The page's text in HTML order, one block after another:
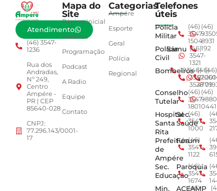
Atendimento
(46) 3547-
1236
Rua dos
Andradas,
Nº 249,
Centro
Ampére -
PR | CEP
85640-028
CNPJ:
77.296.143/0001-
17
Mapa do
Site
Página Inicial
Notícias
Programação
Podcast
A Radio
Equipe
Contato
Categorias
Ampére
Esporte
Geral
Polícia
Regional
Telefones
úteis
Polícia
Militar
(46)
3547-
1504
(46)
8931
Polícia
Civil
Samu (46)
3547-
1321
192
Bombeiros
193(46)
3547-
3528
(46)
4779
(46)
Conselho
Tutelar
(46)
3547-
1801
(46)
0441
Hospital
Santa
Rita
Sec.
Saúde
(46)
3547-
1000
Prefeitura
de
Ampére
Fórum
(46)
3547-
1122
Sec.
Educação
Paroquia
(46)
3547-
1674
Min. ACEAMP
(46)